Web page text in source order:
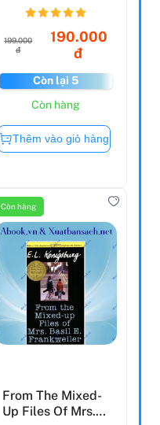
Chính
199.000
đ
190.000
đ
Còn lại 5
Còn hàng
Thêm vào giỏ hàng
Còn hàng
From The Mixed-
Up Files Of Mrs.